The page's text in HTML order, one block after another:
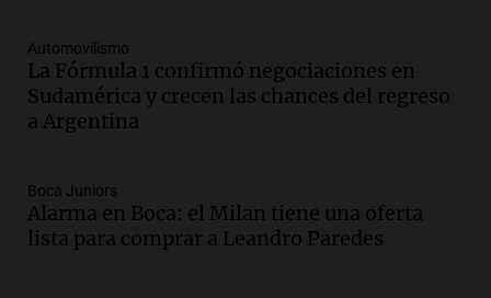
Audio.Gabriela Irrazábal: “Un 35,5% de
la población del país fue a templos a
buscar ayuda el último año”
La Argentina, hoy
Audio.
sobre la muerte del kitesurfista en
Santa Fe.
Automovilismo
La Fórmula 1 confirmó negociaciones en
Sudamérica y crecen las chances del regreso
a Argentina
Boca Juniors
Alarma en Boca: el Milan tiene una oferta
lista para comprar a Leandro Paredes